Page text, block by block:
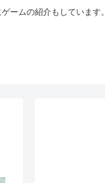
ームの紹介もしています。